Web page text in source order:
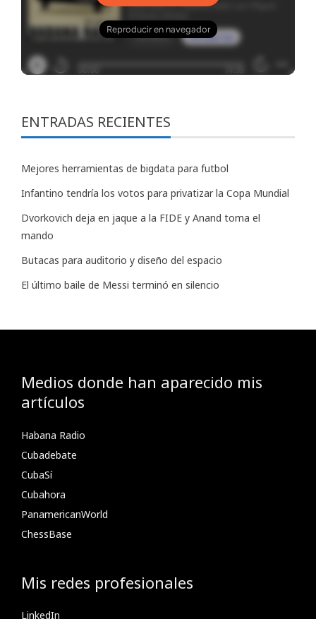
ENTRADAS RECIENTES
Mejores herramientas de bigdata para futbol
Infantino tendría los votos para privatizar la Copa Mundial
Dvorkovich deja en jaque a la FIDE y Anand toma el
mando
Butacas para auditorio y diseño del espacio
El último baile de Messi terminó en silencio
Medios donde han aparecido mis
artículos
Habana Radio
Cubadebate
CubaSí
Cubahora
PanamericanWorld
ChessBase
Mis redes profesionales
LinkedIn